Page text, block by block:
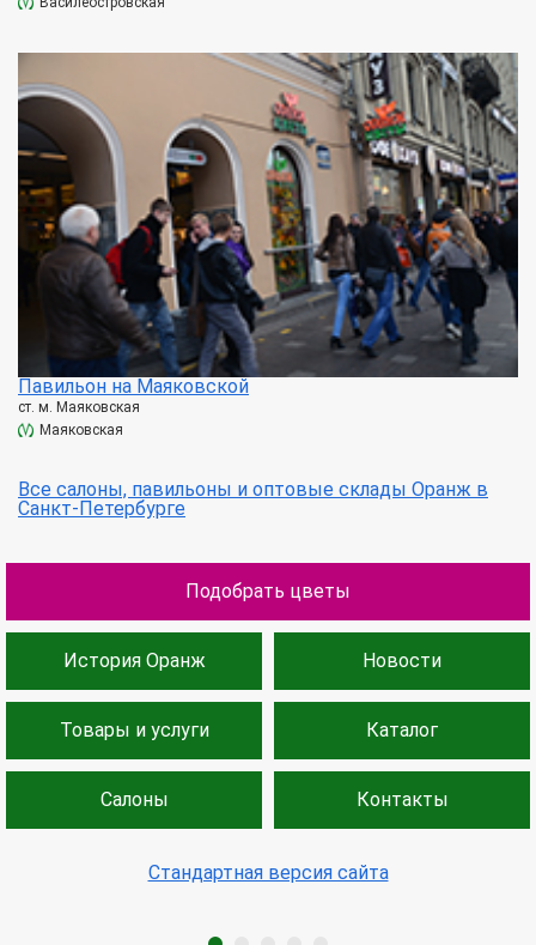
Павильон на Маяковской
ст. м. Маяковская
Маяковская
Все салоны, павильоны и оптовые склады Оранж в
Санкт-Петербурге
Подобрать цветы
История Оранж Новости
Товары и услуги Каталог
Салоны Контакты
Стандартная версия сайта